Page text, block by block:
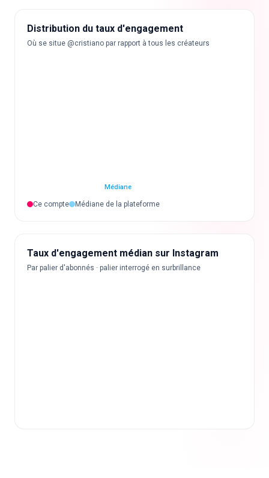
Distribution du taux d'engagement
Où se situe @cristiano par rapport à tous les créateurs
Médiane
Ce compte Médiane de la plateforme
Taux d'engagement médian sur Instagram
Par palier d'abonnés · palier interrogé en surbrillance